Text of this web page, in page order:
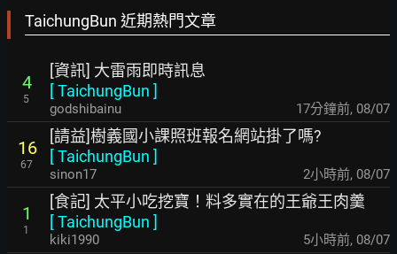
TaichungBun 近期熱門文章
4
5
[資訊] 大雷雨即時訊息
[TaichungBun ]
godshibainu 17分鐘前, 08/07
16
67
[請益]樹義國小課照班報名網站掛了嗎?
[TaichungBun ]
sinon17 2小時前, 08/07
1
1
[食記] 太平小吃挖寶！料多實在的王爺王肉羹
[TaichungBun ]
kiki1990 5小時前, 08/07